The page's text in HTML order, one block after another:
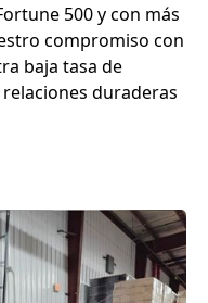
500 y con más
compromiso con
baja tasa de
duraderas